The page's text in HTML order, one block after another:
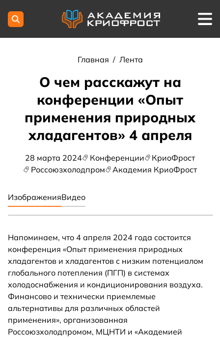
Главная / Лента
О чем расскажут на
конференции «Опыт
применения природных
хладагентов» 4 апреля
28 марта 2024 Конференции
КриоФрост
Россоюзхолодпром
Академия КриоФрост
ИзображенияВидео
Напоминаем, что 4 апреля 2024 года состоится
конференция «Опыт применения природных
хладагентов и хладагентов с низким потенциалом
глобального потепления (ПГП) в системах
холодоснабжения и кондиционирования воздуха.
Финансово и технически приемлемые
альтернативы для различных областей
применения», организованная
Россоюзхолодпромом, МЦНТИ и «Академией